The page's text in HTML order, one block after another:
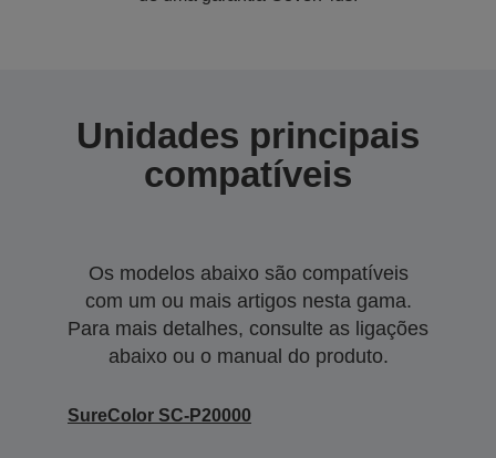
Unidades principais
compatíveis
Os modelos abaixo são compatíveis
com um ou mais artigos nesta gama.
Para mais detalhes, consulte as ligações
abaixo ou o manual do produto.
SureColor SC-P20000